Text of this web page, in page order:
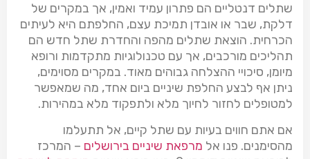
שתלים דנטליים הם פתרון עמיד ואמין, אך במקרים של
דלקת, שבר או אובדן תמיכת עצם, החלפתם היא לעיתים
הכרחית. הוצאת שתלים מהפה והחדרת שתל חדש הם
תהליכים מורכבים, אך עם טכנולוגיות מתקדמות ורופא
מיומן, סיכויי ההצלחה גבוהים מאוד. במקרים מסוימים,
ניתן אף לבצע החלפת שיניים ביום אחד, מה שמאפשר
למטופלים לחזור לחיוך מלא ולתפקוד מלא במהירות.
אם אתם חווים בעיות עם שתל קיים, אל תתעלמו
מהסימנים. פנו אל מרפאת שיניים בירושלים – המרכז